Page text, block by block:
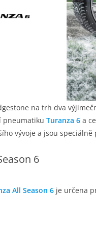
na trh dva
pneumatiku Turanza 6 a
vývoje a jsou
6
All Season 6 je určena